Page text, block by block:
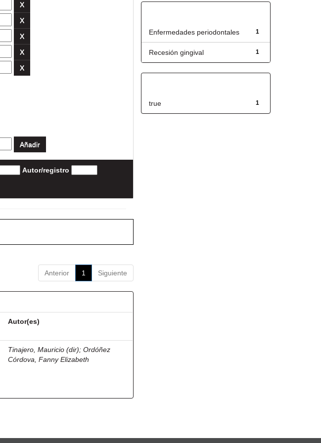
Autor/registro
Anterior 1 Siguiente
Autor(es)
Tinajero, Mauricio (dir);Ordóñez
Córdova, Fanny Elizabeth
1
Enfermedades periodontales
1
Recesión gingival
1
true